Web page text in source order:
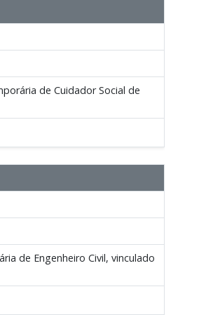
de Cuidador Social de
de Engenheiro Civil, vinculado